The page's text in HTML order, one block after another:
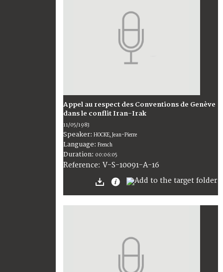
Appel au respect des Conventions de Genève
dans le conflit Iran-Irak
11/05/1983
Speaker: HOCKE, Jean-Pierre
Language: French
Duration: 00:06:05
Reference: V-S-10091-A-16